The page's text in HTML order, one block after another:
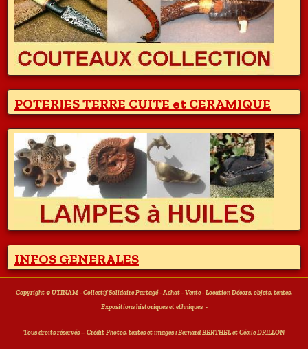
POTERIES TERRE CUITE et CERAMIQUE
INFOS GENERALES
Copyright © UTINAM - Collectif Solidaire Partagé - Achat - Vente - Location Décors, objets, tentes,
Expositions historiques et ethniques -
Tous droits réservés – Crédit Photos, textes et images : Bernard BERTHEL et Cécile DRILLON